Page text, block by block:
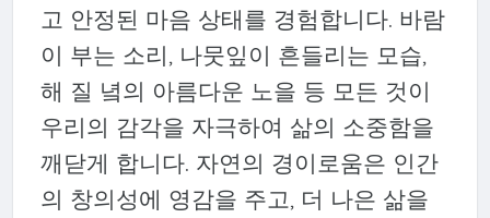
고 안정된 마음 상태를 경험합니다. 바람
이 부는 소리, 나뭇잎이 흔들리는 모습,
해 질 녘의 아름다운 노을 등 모든 것이
우리의 감각을 자극하여 삶의 소중함을
깨닫게 합니다. 자연의 경이로움은 인간
의 창의성에 영감을 주고, 더 나은 삶을